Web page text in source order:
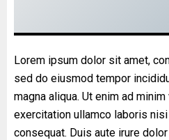
Lorem ipsum dolor sit amet,
sed do eiusmod tempor
magna aliqua. Ut enim ad
exercitation ullamco laboris
consequat. Duis aute irure